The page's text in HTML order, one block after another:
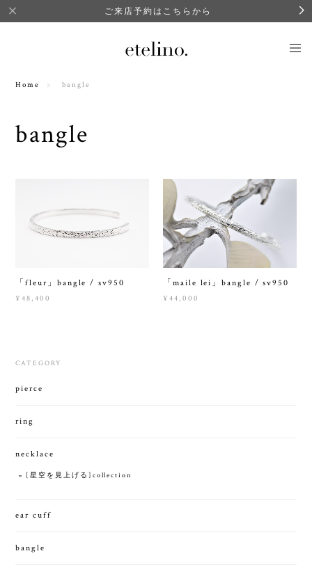
ご来店予約はこちらから
Home bangle
bangle
「fleur」bangle / sv950
¥48,400
「maile lei」bangle / sv950
¥44,000
CATEGORY
pierce
ring
necklace
[星空を見上げる]collection
ear cuff
bangle